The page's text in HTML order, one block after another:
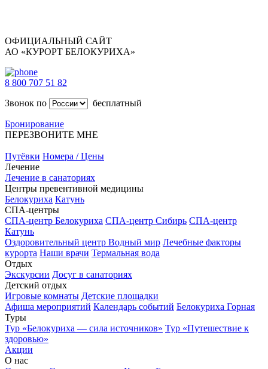
ОФИЦИАЛЬНЫЙ САЙТ
АО «КУРОРТ БЕЛОКУРИХА»
8 800 707 51 82
Звонок по
бесплатный
Бронирование
ПЕРЕЗВОНИТЕ МНЕ
Путёвки Номера / Цены
Лечение
Лечение в санаториях
Центры превентивной медицины
Белокуриха Катунь
СПА-центры
СПА-центр Белокуриха СПА-центр Сибирь СПА-центр
Катунь
Оздоровительный центр Водный мир Лечебные факторы
курорта Наши врачи Термальная вода
Отдых
Экскурсии Досуг в санаториях
Детский отдых
Игровые комнаты Детские площадки
Афиша мероприятий Календарь событий Белокуриха Горная
Туры
Тур «Белокуриха — сила источников» Тур «Путешествие к
здоровью»
Акции
О нас